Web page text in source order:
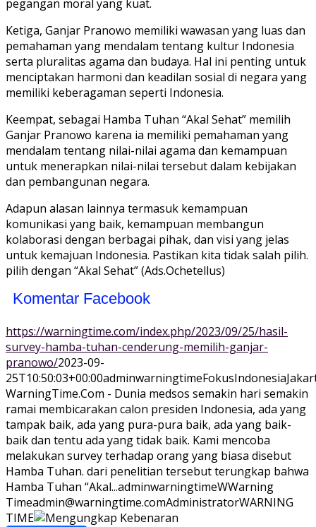
pegangan moral yang kuat.
Ketiga, Ganjar Pranowo memiliki wawasan yang luas dan
pemahaman yang mendalam tentang kultur Indonesia
serta pluralitas agama dan budaya. Hal ini penting untuk
menciptakan harmoni dan keadilan sosial di negara yang
memiliki keberagaman seperti Indonesia.
Keempat, sebagai Hamba Tuhan “Akal Sehat” memilih
Ganjar Pranowo karena ia memiliki pemahaman yang
mendalam tentang nilai-nilai agama dan kemampuan
untuk menerapkan nilai-nilai tersebut dalam kebijakan
dan pembangunan negara.
Adapun alasan lainnya termasuk kemampuan
komunikasi yang baik, kemampuan membangun
kolaborasi dengan berbagai pihak, dan visi yang jelas
untuk kemajuan Indonesia. Pastikan kita tidak salah pilih.
pilih dengan “Akal Sehat” (Ads.Ochetellus)
Komentar Facebook
https://warningtime.com/index.php/2023/09/25/hasil-
survey-hamba-tuhan-cenderung-memilih-ganjar-
pranowo/2023-09-
25T10:50:03+00:00adminwarningtimeFokusIndonesia
WarningTime.Com - Dunia medsos semakin hari semakin
ramai membicarakan calon presiden Indonesia, ada yang
tampak baik, ada yang pura-pura baik, ada yang baik-
baik dan tentu ada yang tidak baik. Kami mencoba
melakukan survey terhadap orang yang biasa disebut
Hamba Tuhan. dari penelitian tersebut terungkap bahwa
Hamba Tuhan “Akal...adminwarningtimeWWarning
Timeadmin@warningtime.comAdministratorWARNING
TIME